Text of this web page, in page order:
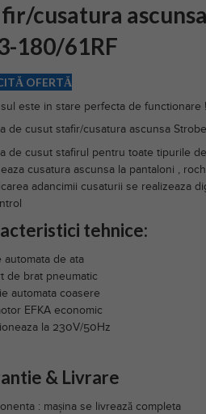
cusatura
180/61RF
OFERTĂ
este in stare perfecta de functionare !
de cusut stafir/cusatura ascunsa
de cusut stafirul pentru toate tipurile
cusatura ascunsa la pantaloni ,
adancimii cusaturii se realizeaza
tehnice:
automata de ata
de brat pneumatic
automata coasere
EFKA economic
la 230V/50Hz
& Livrare
: mașina se livrează completa